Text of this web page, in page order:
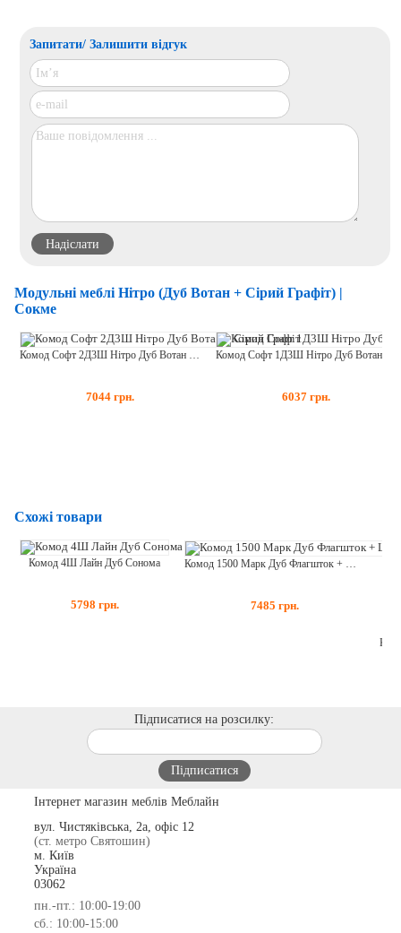
Запитати/ Залишити відгук
Модульні меблі Нітро (Дуб Вотан + Сірий Графіт) |
Сокме
7044 грн. 6037 грн.
Схожі товари
Комод 4Ш Лайн Дуб Сонома
5798 грн. 7485 грн.
Підписатися на розсилку:
Інтернет магазин меблів Меблайн
вул. Чистяківська, 2а, офіс 12
(ст. метро Святошин)
м. Київ
Україна
03062
пн.-пт.: 10:00-19:00
сб.: 10:00-15:00